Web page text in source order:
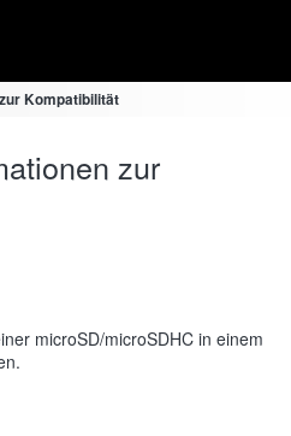
Kompatibilität
zur
microSD/microSDHC in einem